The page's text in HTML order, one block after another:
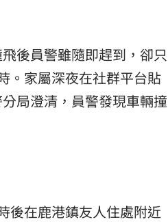
後員警雖隨即趕到，卻只
。家屬深夜在社群平台貼
局澄清，員警發現車輛撞
後在鹿港鎮友人住處附近